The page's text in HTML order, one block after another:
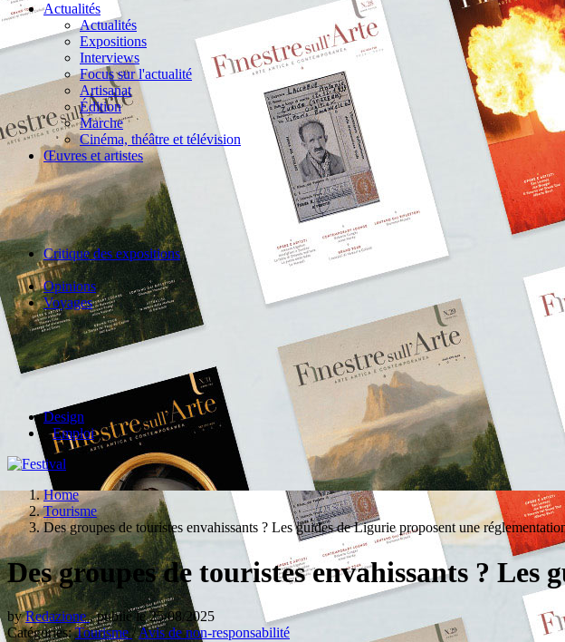
Actualités
Actualités
Expositions
Interviews
Focus sur l'actualité
Artisanat
Édition
Marche
Cinéma, théâtre et télévision
Œuvres et artistes
Critique des expositions
Opinions
Voyages
Design
Emploi
Home
Tourisme
Des groupes de touristes envahissants ? Les guides de Ligurie proposent une
Des groupes de touristes envahissants ?
byRedazione, publié le 25/08/2025
Catégories:Tourisme/Avis de non-responsabilité